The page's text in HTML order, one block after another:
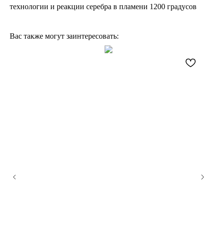
технологии и реакции серебра в пламени 1200 градусов
Вас также могут заинтересовать: